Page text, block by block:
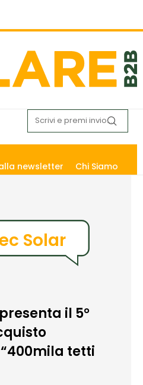
newsletter Chi Siamo
Solar
il 5°
tetti